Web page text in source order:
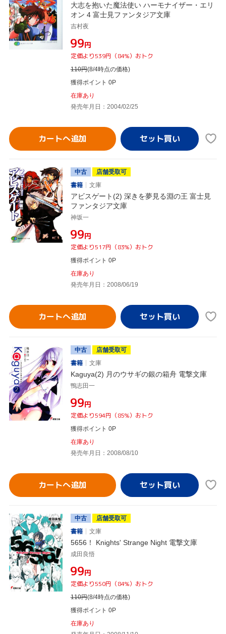
大志を抱いた魔法使い ハーモナイザー・エリ
オン 4 富士見ファンタジア文庫
吉村夜
¥99円
定価より539円（84%）おトク
110円(8/4時点の価格)
獲得ポイント 0P
在庫あり
発売年月日：2004/02/25
カートへ追加
中古
店舗受取可
書籍
文庫
アビスゲート(2) 深きを夢見る淵の王 富士見
ファンタジア文庫
神坂一
¥99円
定価より517円（83%）おトク
獲得ポイント 0P
在庫あり
発売年月日：2008/06/19
カートへ追加
中古
店舗受取可
書籍
文庫
Kaguya(2) 月のウサギの銀の箱舟 電撃文庫
鴨志田一
¥99円
定価より594円（85%）おトク
獲得ポイント 0P
在庫あり
発売年月日：2008/08/10
カートへ追加
中古
店舗受取可
書籍
文庫
5656！ Knights' Strange Night 電撃文庫
成田良悟
¥99円
定価より550円（84%）おトク
110円(8/4時点の価格)
獲得ポイント 0P
在庫あり